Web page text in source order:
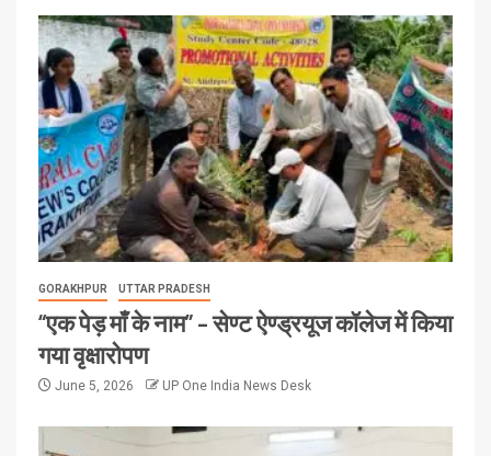
GORAKHPUR UTTAR PRADESH
“एक पेड़ माँ के नाम” – सेण्ट ऐण्ड्रयूज कॉलेज में किया
गया वृक्षारोपण
June 5, 2026 UP One India News Desk